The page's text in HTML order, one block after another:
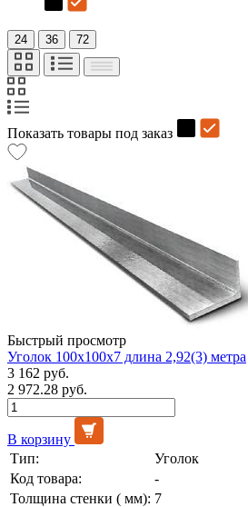
24 36 72
Показать товары под заказ
Быстрый просмотр
Уголок 100х100х7 длина 2,92(3) метра
3 162 руб.
2 972.28 руб.
В корзину
Тип:
Уголок
Код товара:
-
Толщина стенки ( мм): 7